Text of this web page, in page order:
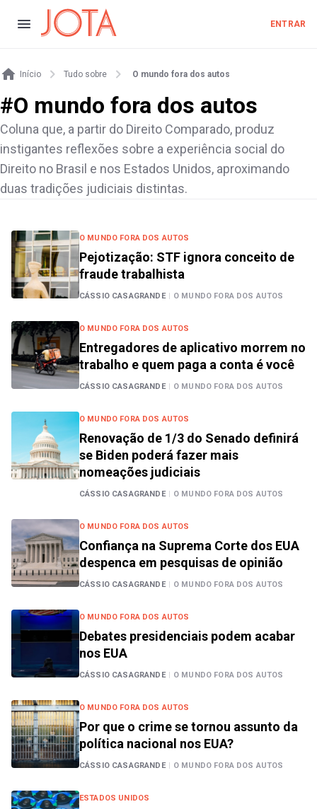
ENTRAR
Início Tudo sobre O mundo fora dos autos
#O mundo fora dos autos
Coluna que, a partir do Direito Comparado, produz
instigantes reflexões sobre a experiência social do
Direito no Brasil e nos Estados Unidos, aproximando
duas tradições judiciais distintas.
O MUNDO FORA DOS AUTOS
Pejotização: STF ignora conceito de
fraude trabalhista
CÁSSIO CASAGRANDE | O MUNDO FORA DOS AUTOS
O MUNDO FORA DOS AUTOS
Entregadores de aplicativo morrem no
trabalho e quem paga a conta é você
CÁSSIO CASAGRANDE | O MUNDO FORA DOS AUTOS
O MUNDO FORA DOS AUTOS
Renovação de 1/3 do Senado definirá
se Biden poderá fazer mais
nomeações judiciais
CÁSSIO CASAGRANDE | O MUNDO FORA DOS AUTOS
O MUNDO FORA DOS AUTOS
Confiança na Suprema Corte dos EUA
despenca em pesquisas de opinião
CÁSSIO CASAGRANDE | O MUNDO FORA DOS AUTOS
O MUNDO FORA DOS AUTOS
Debates presidenciais podem acabar
nos EUA
CÁSSIO CASAGRANDE | O MUNDO FORA DOS AUTOS
O MUNDO FORA DOS AUTOS
Por que o crime se tornou assunto da
política nacional nos EUA?
CÁSSIO CASAGRANDE | O MUNDO FORA DOS AUTOS
ESTADOS UNIDOS